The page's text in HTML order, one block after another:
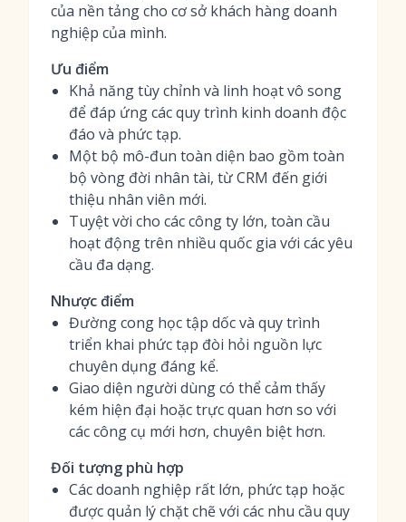
của nền tảng cho cơ sở khách hàng doanh
nghiệp của mình.
Ưu điểm
Khả năng tùy chỉnh và linh hoạt vô song
để đáp ứng các quy trình kinh doanh độc
đáo và phức tạp.
Một bộ mô-đun toàn diện bao gồm toàn
bộ vòng đời nhân tài, từ CRM đến giới
thiệu nhân viên mới.
Tuyệt vời cho các công ty lớn, toàn cầu
hoạt động trên nhiều quốc gia với các yêu
cầu đa dạng.
Nhược điểm
Đường cong học tập dốc và quy trình
triển khai phức tạp đòi hỏi nguồn lực
chuyên dụng đáng kể.
Giao diện người dùng có thể cảm thấy
kém hiện đại hoặc trực quan hơn so với
các công cụ mới hơn, chuyên biệt hơn.
Đối tượng phù hợp
Các doanh nghiệp rất lớn, phức tạp hoặc
được quản lý chặt chẽ với các nhu cầu quy